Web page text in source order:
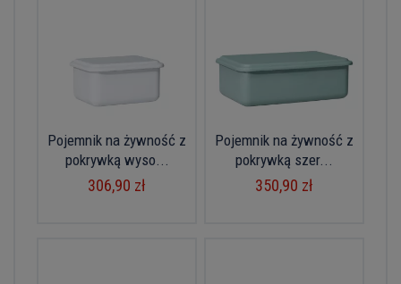
Pojemnik na żywność z
pokrywką wyso...
306,90 zł
Pojemnik na żywność z
pokrywką szer...
350,90 zł